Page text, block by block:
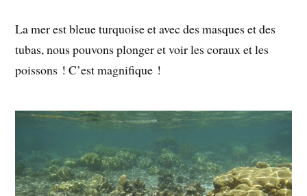
La mer est bleue turquoise et avec des masques et des
tubas, nous pouvons plonger et voir les coraux et les
poissons ! C’est magnifique !